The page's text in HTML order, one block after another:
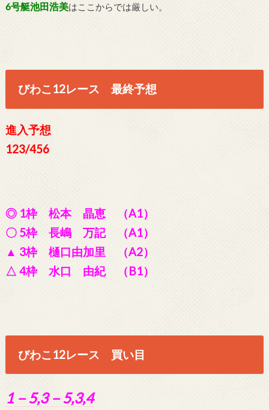
6号艇池田浩美はここからでは厳しい。
びわこ12レース 最終予想
進入予想
123/456
◎ 1枠 松本 晶恵 （A1）
〇 5枠 長嶋 万記 （A1）
▲ 3枠 樋口由加里 （A2）
△ 4枠 水口 由紀 （B1）
びわこ12レース 買い目
1－5,3－5,3,4